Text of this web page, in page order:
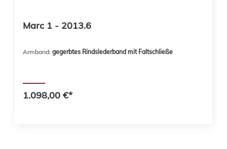
Marc 1 - 2013.6
Armband: gegerbtes Rindslederband mit Faltschließe
1.098,00 €*